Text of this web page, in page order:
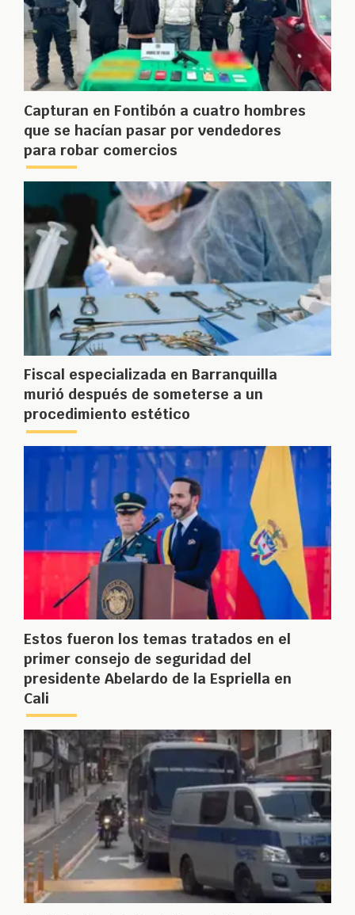
Capturan en Fontibón a cuatro hombres
que se hacían pasar por vendedores
para robar comercios
Fiscal especializada en Barranquilla
murió después de someterse a un
procedimiento estético
Estos fueron los temas tratados en el
primer consejo de seguridad del
presidente Abelardo de la Espriella en
Cali